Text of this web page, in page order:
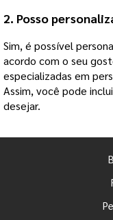
2. Posso
Sim, é possível
acordo com o seu
especializadas em
Assim, você pode
desejar.